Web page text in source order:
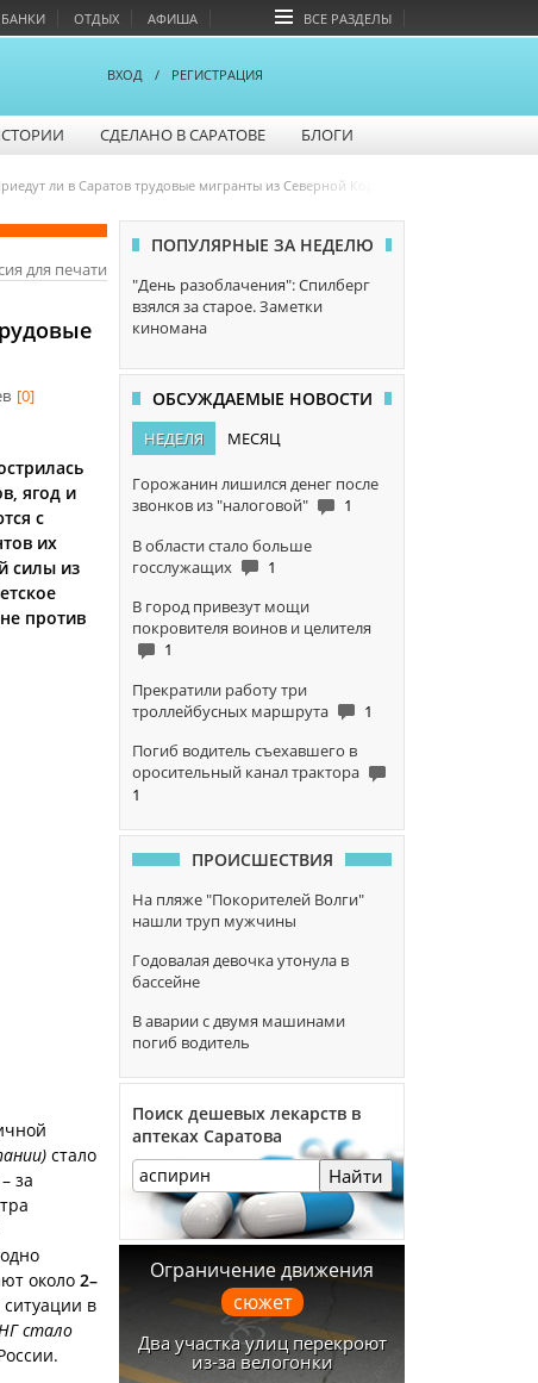
БАНКИ ОТДЫХ АФИША ВСЕ РАЗДЕЛЫ
ВХОД / РЕГИСТРАЦИЯ
СДЕЛАНО В САРАТОВЕ БЛОГИ
ли в Саратов трудовые мигранты из Северной Кореи
для печати
[0]
ягод и
с
их
силы из
против
стало
за
около 2–
в
стало
ПОПУЛЯРНЫЕ ЗА НЕДЕЛЮ
"День разоблачения": Спилберг
взялся за старое. Заметки
киномана
ОБСУЖДАЕМЫЕ НОВОСТИ
НЕДЕЛЯ МЕСЯЦ
Горожанин лишился денег после
звонков из "налоговой"
1
В области стало больше
госслужащих
1
В город привезут мощи
покровителя воинов и целителя
1
Прекратили работу три
троллейбусных маршрута
1
Погиб водитель съехавшего в
оросительный канал трактора
1
ПРОИСШЕСТВИЯ
На пляже "Покорителей Волги"
нашли труп мужчины
Годовалая девочка утонула в
бассейне
В аварии с двумя машинами
погиб водитель
Поиск дешевых лекарств в
аптеках Саратова
Найти
Ограничение движения
сюжет
Два участка улиц перекроют
из-за велогонки